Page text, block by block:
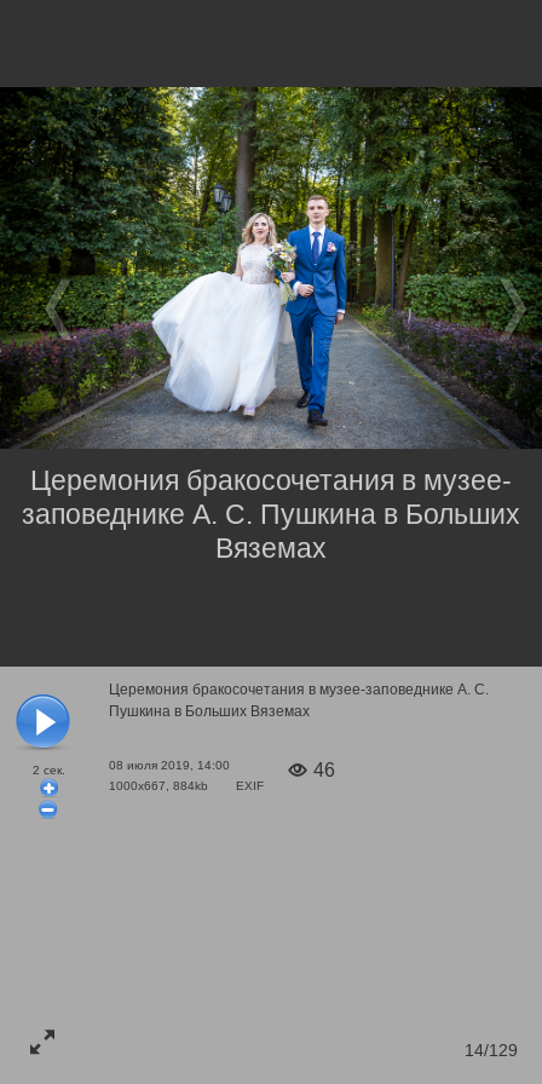
2 сек.
Церемония бракосочетания в музее-заповеднике А. С.
Пушкина в Больших Вяземах
08 июля 2019, 14:00
1000x667, 884kb
EXIF
46
14/129
Церемония бракосочетания в музее-
заповеднике А. С. Пушкина в Больших
Вяземах